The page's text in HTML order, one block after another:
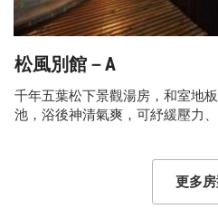
松風別館－A
千年五葉松下景觀湯房，和室地
池，浴後神清氣爽，可紓緩壓力
更多